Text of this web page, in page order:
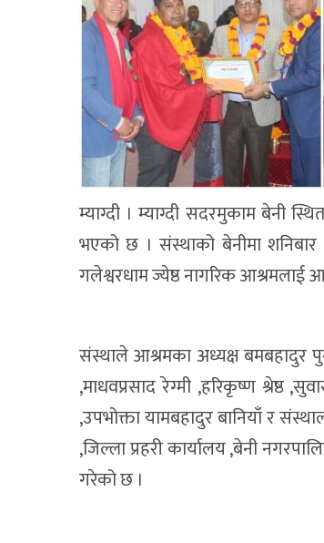
म्याग्दी । म्याग्दी सदरमुकाम बेनी
भएको छ । संस्थाको बेनीमा शनिबार
गलेश्वरधाम ज्येष्ठ नागरिक आश्रमलाई
संस्थाले आश्रमका अध्यक्ष बमबहादुर
,माधवप्रसाद रेग्मी ,हरिकृष्ण श्रेष्ठ
,उपभोक्ता यामबहादुर बानियाँ र
,जिल्ला प्रहरी कार्यालय ,बेनी
गरेको छ ।